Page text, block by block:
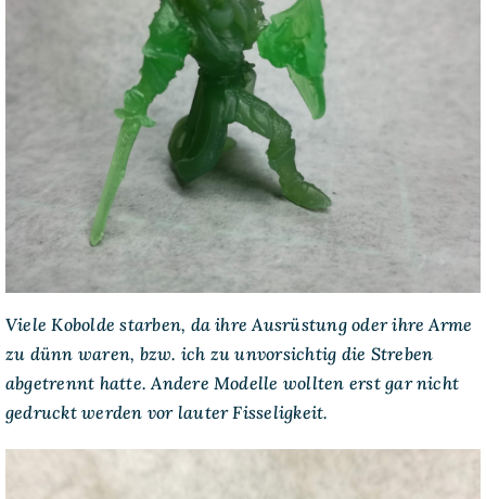
Viele Kobolde starben, da ihre Ausrüstung oder ihre Arme
zu dünn waren, bzw. ich zu unvorsichtig die Streben
abgetrennt hatte. Andere Modelle wollten erst gar nicht
gedruckt werden vor lauter Fisseligkeit.